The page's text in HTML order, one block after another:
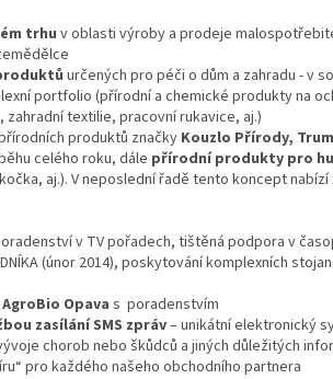
trhu v oblasti výroby a prodeje
určených pro péči o dům a zahradu - v
portfolio (přírodní a chemické produkty na
textilie, pracovní rukavice, aj.)
produktů značky Kouzlo Přírody,
celého roku, dále přírodní produkty pro
aj.). V neposlední řadě tento koncept nabízí
v TV pořadech, tištěná podpora v
(únor 2014), poskytování komplexních
Opavas poradenstvím
zasílání SMS zpráv– unikátní elektronický
chorob nebo škůdců a jiných důležitých
pro každého našeho obchodního partnera